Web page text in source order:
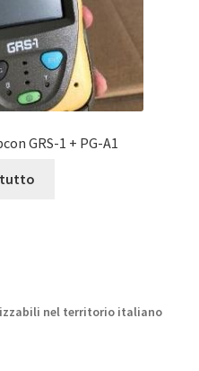
GRS-1 + PG-A1
tutto
nel territorio italiano